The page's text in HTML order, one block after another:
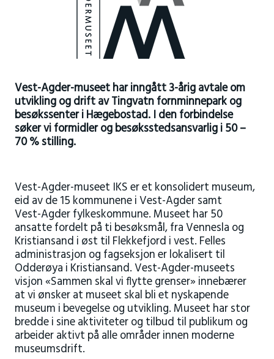
Vest-Agder-museet har inngått 3-årig avtale om
utvikling og drift av Tingvatn fornminnepark og
besøkssenter i Hægebostad. I den forbindelse
søker vi formidler og besøksstedsansvarlig i 50 –
70 % stilling.
Vest-Agder-museet IKS er et konsolidert museum,
eid av de 15 kommunene i Vest-Agder samt
Vest-Agder fylkeskommune. Museet har 50
ansatte fordelt på ti besøksmål, fra Vennesla og
Kristiansand i øst til Flekkefjord i vest. Felles
administrasjon og fagseksjon er lokalisert til
Odderøya i Kristiansand. Vest-Agder-museets
visjon «Sammen skal vi flytte grenser» innebærer
at vi ønsker at museet skal bli et nyskapende
museum i bevegelse og utvikling. Museet har stor
bredde i sine aktiviteter og tilbud til publikum og
arbeider aktivt på alle områder innen moderne
museumsdrift.